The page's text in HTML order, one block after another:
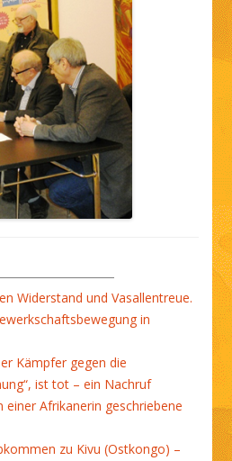
Widerstand und Vasallentreue.
in
Kämpfer gegen die
ist tot – ein Nachruf
einer Afrikanerin geschriebene
zu Kivu (Ostkongo) –